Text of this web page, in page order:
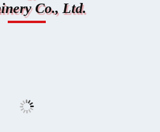
Co., Ltd.